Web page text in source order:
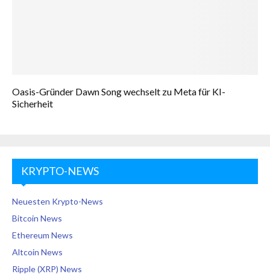
Oasis-Gründer Dawn Song wechselt zu Meta für KI-
Sicherheit
KRYPTO-NEWS
Neuesten Krypto-News
Bitcoin News
Ethereum News
Altcoin News
Ripple (XRP) News